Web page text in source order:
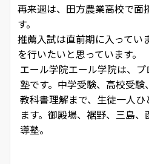
再来週は、田方農業高校で面
す。
推薦入試は直前期に入ってい
を行いたいと思っています。
エール学院エール学院は、
塾です。中学受験、高校受験
教科書理解まで、生徒一人
ます。御殿場、裾野、三島
導塾。